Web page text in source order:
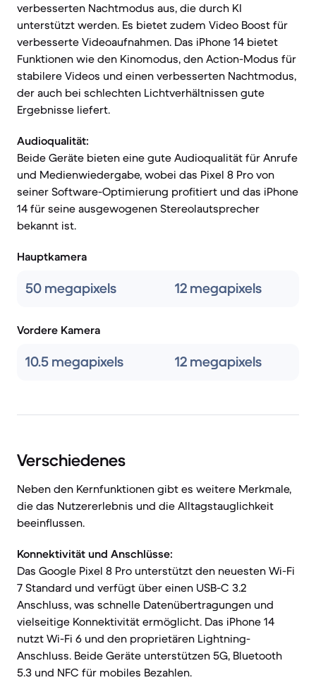
verbesserten Nachtmodus aus, die durch KI
unterstützt werden. Es bietet zudem Video Boost für
verbesserte Videoaufnahmen. Das iPhone 14 bietet
Funktionen wie den Kinomodus, den Action-Modus für
stabilere Videos und einen verbesserten Nachtmodus,
der auch bei schlechten Lichtverhältnissen gute
Ergebnisse liefert.
Audioqualität:
Beide Geräte bieten eine gute Audioqualität für Anrufe
und Medienwiedergabe, wobei das Pixel 8 Pro von
seiner Software-Optimierung profitiert und das iPhone
14 für seine ausgewogenen Stereolautsprecher
bekannt ist.
Hauptkamera
50 megapixels 12 megapixels
Vordere Kamera
10.5 megapixels 12 megapixels
Verschiedenes
Neben den Kernfunktionen gibt es weitere Merkmale,
die das Nutzererlebnis und die Alltagstauglichkeit
beeinflussen.
Konnektivität und Anschlüsse:
Das Google Pixel 8 Pro unterstützt den neuesten Wi-Fi
7 Standard und verfügt über einen USB-C 3.2
Anschluss, was schnelle Datenübertragungen und
vielseitige Konnektivität ermöglicht. Das iPhone 14
nutzt Wi-Fi 6 und den proprietären Lightning-
Anschluss. Beide Geräte unterstützen 5G, Bluetooth
5.3 und NFC für mobiles Bezahlen.